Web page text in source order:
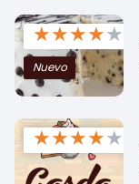
★★★★★
Nuevo
★★★★★